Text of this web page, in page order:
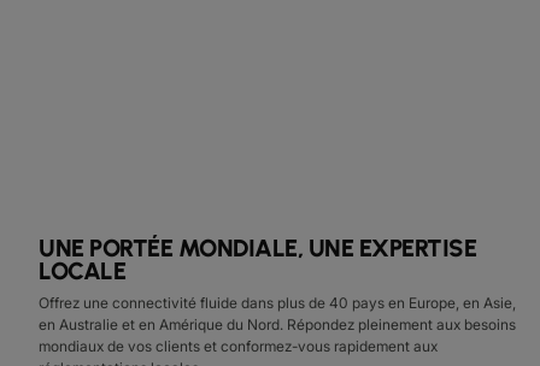
UNE PORTÉE MONDIALE, UNE EXPERTISE
LOCALE
Offrez une connectivité fluide dans plus de 40 pays en Europe, en Asie,
en Australie et en Amérique du Nord. Répondez pleinement aux besoins
mondiaux de vos clients et conformez-vous rapidement aux